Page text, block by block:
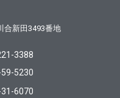
合新田3493番地
3388
5230
6070